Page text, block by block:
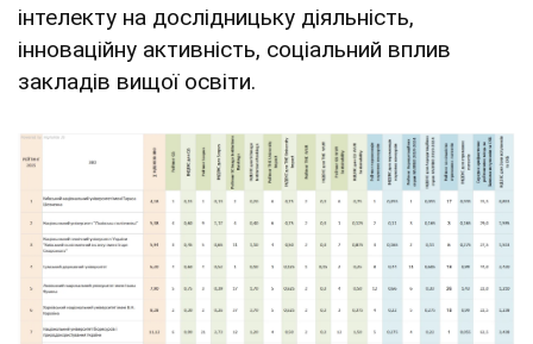
інтелекту на дослідницьку діяльність,
інноваційну активність, соціальний вплив
закладів вищої освіти.